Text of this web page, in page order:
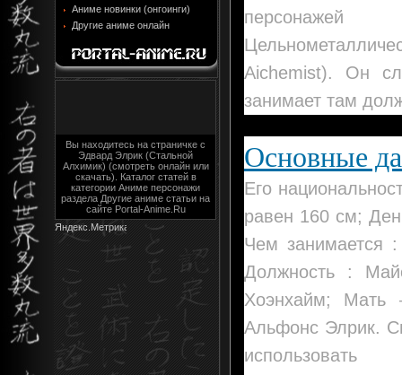
Аниме новинки (онгоинги)
Другие аниме онлайн
Вы находитесь на страничке с
Эдвард Элрик (Стальной
Алхимик) (смотреть онлайн или
скачать). Каталог статей в
категории Аниме персонажи
раздела Другие аниме статьи на
сайте Portal-Anime.Ru
Aichemist). Он
занимает там
Основные
Его
равен 160 см;
Чем занимается :
Должность :
Хоэнхайм;
Альфонс Элрик.